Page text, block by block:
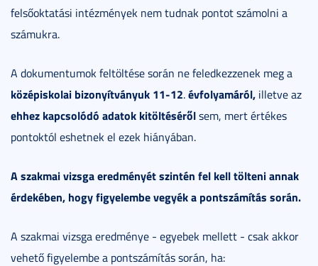
felsőoktatási intézmények nem tudnak pontot számolni a
számukra.
A dokumentumok feltöltése során ne feledkezzenek meg a
középiskolai bizonyítványuk 11-12.évfolyamáról, illetve az
ehhez kapcsolódó adatok kitöltésérőlsem, mert értékes
pontoktól eshetnek el ezek hiányában.
A szakmai vizsga eredményét szintén fel kell tölteni annak
érdekében, hogy figyelembe vegyék a pontszámítás során.
A szakmai vizsga eredménye - egyebek mellett - csak akkor
vehető figyelembe a pontszámítás során, ha: